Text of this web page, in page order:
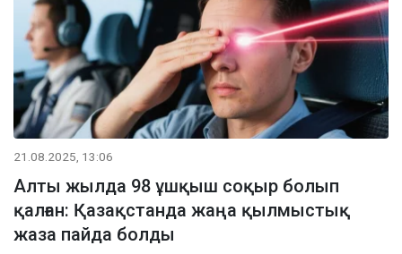
21.08.2025, 13:06
Алты жылда 98 ұшқыш соқыр болып
қалған: Қазақстанда жаңа қылмыстық
жаза пайда болды